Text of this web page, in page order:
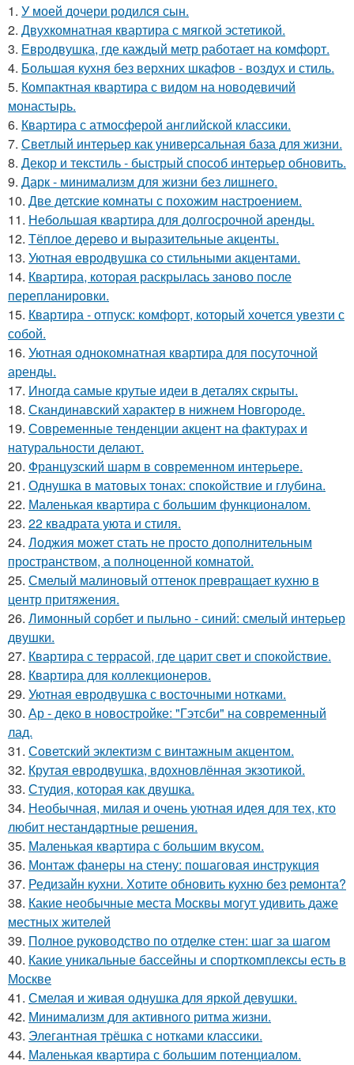
1. У моей дочери родился сын.
2. Двухкомнатная квартира с мягкой эстетикой.
3. Евродвушка, где каждый метр работает на комфорт.
4. Большая кухня без верхних шкафов - воздух и стиль.
5. Компактная квартира с видом на новодевичий
монастырь.
6. Квартира с атмосферой английской классики.
7. Светлый интерьер как универсальная база для жизни.
8. Декор и текстиль - быстрый способ интерьер обновить.
9. Дарк - минимализм для жизни без лишнего.
10. Две детские комнаты с похожим настроением.
11. Небольшая квартира для долгосрочной аренды.
12. Тёплое дерево и выразительные акценты.
13. Уютная евродвушка со стильными акцентами.
14. Квартира, которая раскрылась заново после
перепланировки.
15. Квартира - отпуск: комфорт, который хочется увезти с
собой.
16. Уютная однокомнатная квартира для посуточной
аренды.
17. Иногда самые крутые идеи в деталях скрыты.
18. Скандинавский характер в нижнем Новгороде.
19. Современные тенденции акцент на фактурах и
натуральности делают.
20. Французский шарм в современном интерьере.
21. Однушка в матовых тонах: спокойствие и глубина.
22. Маленькая квартира с большим функционалом.
23. 22 квадрата уюта и стиля.
24. Лоджия может стать не просто дополнительным
пространством, а полноценной комнатой.
25. Смелый малиновый оттенок превращает кухню в
центр притяжения.
26. Лимонный сорбет и пыльно - синий: смелый интерьер
двушки.
27. Квартира с террасой, где царит свет и спокойствие.
28. Квартира для коллекционеров.
29. Уютная евродвушка с восточными нотками.
30. Ар - деко в новостройке: "Гэтсби" на современный
лад.
31. Советский эклектизм с винтажным акцентом.
32. Крутая евродвушка, вдохновлённая экзотикой.
33. Студия, которая как двушка.
34. Необычная, милая и очень уютная идея для тех, кто
любит нестандартные решения.
35. Маленькая квартира с большим вкусом.
36. Монтаж фанеры на стену: пошаговая инструкция
37. Редизайн кухни. Хотите обновить кухню без ремонта?
38. Какие необычные места Москвы могут удивить даже
местных жителей
39. Полное руководство по отделке стен: шаг за шагом
40. Какие уникальные бассейны и спорткомплексы есть в
Москве
41. Смелая и живая однушка для яркой девушки.
42. Минимализм для активного ритма жизни.
43. Элегантная трёшка с нотками классики.
44. Маленькая квартира с большим потенциалом.